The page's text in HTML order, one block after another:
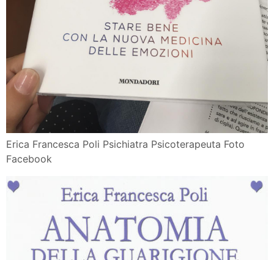
Erica Francesca Poli Psichiatra Psicoterapeuta Foto
Facebook